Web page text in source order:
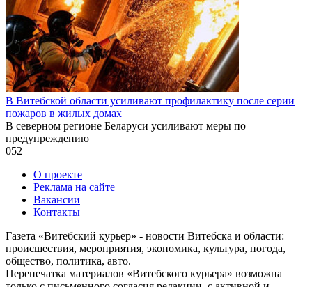
В Витебской области усиливают профилактику после серии
пожаров в жилых домах
В северном регионе Беларуси усиливают меры по
предупреждению
052
О проекте
Реклама на сайте
Вакансии
Контакты
Газета «Витебский курьер» - новости Витебска и области:
происшествия, мероприятия, экономика, культура, погода,
общество, политика, авто.
Перепечатка материалов «Витебского курьера» возможна